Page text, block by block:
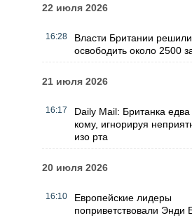
22 июля 2026
16:28
Власти Британии
освободить около 2500
21 июля 2026
16:17
Daily Mail: Британка
кому, игнорируя
изо рта
20 июля 2026
16:10
Европейские лидеры
поприветствовали Энди